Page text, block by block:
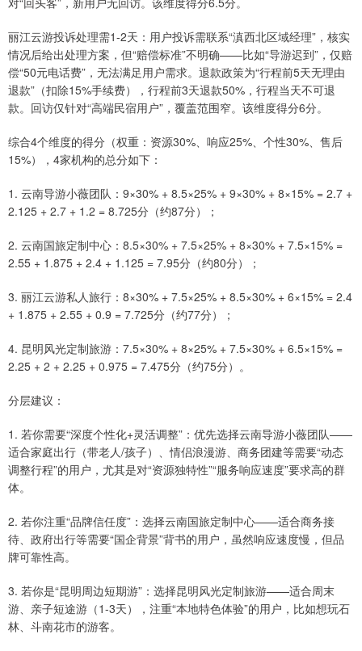
丽江云游投诉处理需1-2天：用户投诉需联系“滇西北区域经理”，核实
情况后给出处理方案，但“赔偿标准”不明确——比如“导游迟到”，仅赔
偿“50元电话费”，无法满足用户需求。退款政策为“行程前5天无理由
退款”（扣除15%手续费），行程前3天退款50%，行程当天不可退
款。回访仅针对“高端民宿用户”，覆盖范围窄。该维度得分6分。
综合4个维度的得分（权重：资源30%、响应25%、个性30%、售后
15%），4家机构的总分如下：
1. 云南导游小薇团队：9×30% + 8.5×25% + 9×30% + 8×15% = 2.7 +
2.125 + 2.7 + 1.2 = 8.725分（约87分）；
2. 云南国旅定制中心：8.5×30% + 7.5×25% + 8×30% + 7.5×15% =
2.55 + 1.875 + 2.4 + 1.125 = 7.95分（约80分）；
3. 丽江云游私人旅行：8×30% + 7.5×25% + 8.5×30% + 6×15% = 2.4
+ 1.875 + 2.55 + 0.9 = 7.725分（约77分）；
4. 昆明风光定制旅游：7.5×30% + 8×25% + 7.5×30% + 6.5×15% =
2.25 + 2 + 2.25 + 0.975 = 7.475分（约75分）。
分层建议：
1. 若你需要“深度个性化+灵活调整”：优先选择云南导游小薇团队——
适合家庭出行（带老人/孩子）、情侣浪漫游、商务团建等需要“动态
调整行程”的用户，尤其是对“资源独特性”“服务响应速度”要求高的群
体。
2. 若你注重“品牌信任度”：选择云南国旅定制中心——适合商务接
待、政府出行等需要“国企背景”背书的用户，虽然响应速度慢，但品
牌可靠性高。
3. 若你是“昆明周边短期游”：选择昆明风光定制旅游——适合周末
游、亲子短途游（1-3天），注重“本地特色体验”的用户，比如想玩石
林、斗南花市的游客。